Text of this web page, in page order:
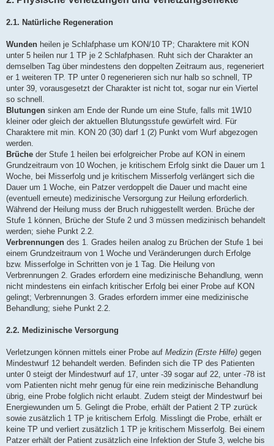
2.1. Natürliche Regeneration
Wunden heilen je Schlafphase um KON/10 TP; Charaktere mit KON
unter 5 heilen nur 1 TP je 2 Schlafphasen. Ruht sich der Charakter an
demselben Tag über mindestens den doppelten Zeitraum aus, regeneriert
er 1 weiteren TP. TP unter 0 regenerieren sich nur halb so schnell, TP
unter 39, vorausgesetzt der Charakter ist nicht tot, sogar nur ein Viertel
so schnell.
Blutungen sinken am Ende der Runde um eine Stufe, falls mit 1W10
kleiner oder gleich der aktuellen Blutungsstufe gewürfelt wird. Für
Charaktere mit min. KON 20 (30) darf 1 (2) Punkt vom Wurf abgezogen
werden.
Brüche der Stufe 1 heilen bei erfolgreicher Probe auf KON in einem
Grundzeitraum von 10 Wochen, je kritischem Erfolg sinkt die Dauer um 1
Woche, bei Misserfolg und je kritischem Misserfolg verlängert sich die
Dauer um 1 Woche, ein Patzer verdoppelt die Dauer und macht eine
(eventuell erneute) medizinische Versorgung zur Heilung erforderlich.
Während der Heilung muss der Bruch ruhiggestellt werden. Brüche der
Stufe 1 können, Brüche der Stufe 2 und 3 müssen medizinisch behandelt
werden; siehe Punkt 2.2.
Verbrennungen des 1. Grades heilen analog zu Brüchen der Stufe 1 bei
einem Grundzeitraum von 1 Woche und Veränderungen durch Erfolge
bzw. Misserfolge in Schritten von je 1 Tag. Die Heilung von
Verbrennungen 2. Grades erfordern eine medizinische Behandlung, wenn
nicht mindestens ein einfach kritischer Erfolg bei einer Probe auf KON
gelingt; Verbrennungen 3. Grades erfordern immer eine medizinische
Behandlung; siehe Punkt 2.2.
2.2. Medizinische Versorgung
Verletzungen können mittels einer Probe auf Medizin (Erste Hilfe) gegen
Mindestwurf 12 behandelt werden. Befinden sich die TP des Patienten
unter 0 steigt der Mindestwurf auf 17, unter -39 sogar auf 22, unter -78 ist
vom Patienten nicht mehr genug für eine rein medizinische Behandlung
übrig, eine Probe folglich nicht erlaubt. Zudem steigt der Mindestwurf bei
Energiewunden um 5. Gelingt die Probe, erhält der Patient 2 TP zurück
sowie zusätzlich 1 TP je kritischem Erfolg. Misslingt die Probe, erhält er
keine TP und verliert zusätzlich 1 TP je kritischem Misserfolg. Bei einem
Patzer erhält der Patient zusätzlich eine Infektion der Stufe 3, welche bis